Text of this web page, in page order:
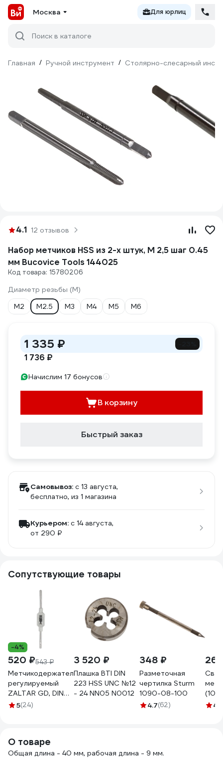
Москва Для юрлиц
Поиск в каталоге
Главная / Ручной инструмент / Столярно-слесарный
4.1 12 отзывов
Набор метчиков HSS из 2-х штук, M 2,5 шаг 0.45
мм Bucovice Tools 144025
Код товара: 15780206
Диаметр резьбы (М)
М2
М2.5 М3 М4 М5 М6
1 335 ₽
1 736 ₽
Начислим 17 бонусов
В корзину
Быстрый заказ
Самовывоз: c 13 августа,
бесплатно, из 1 магазина
Курьером: c 14 августа,
от 290 ₽
Сопутствующие товары
-4%
520 ₽543 ₽
Метчикодержатель
регулируемый
ZALTAR GD, DIN
1814, # 1, M1-10,
5(24)
3 520 ₽
Плашка BTI DIN
223 HSS UNC №12
- 24 NN05 N0012
348 ₽
Разметочная
чертилка Sturm
1090-08-100
4.7(62)
(10
мм)4.8
О товаре
Общая длина - 40 мм, рабочая длина - 9 мм.